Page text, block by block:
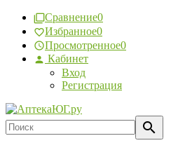
Сравнение0
Избранное0
Просмотренное0
Кабинет
Вход
Регистрация